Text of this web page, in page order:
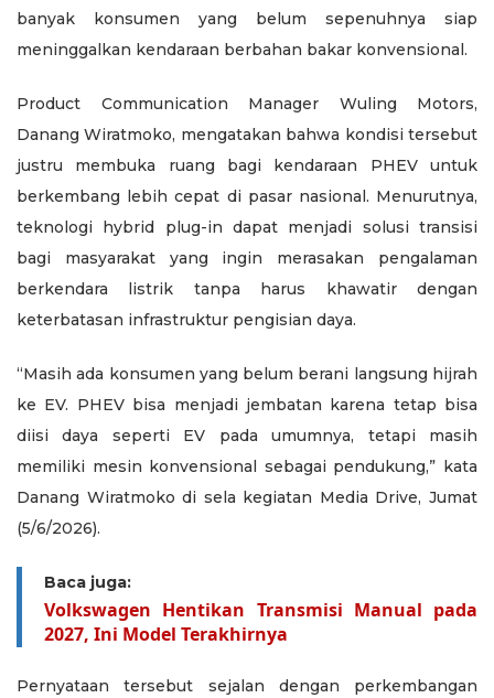
banyak konsumen yang belum sepenuhnya siap
meninggalkan kendaraan berbahan bakar konvensional.
Product Communication Manager Wuling Motors,
Danang Wiratmoko, mengatakan bahwa kondisi tersebut
justru membuka ruang bagi kendaraan PHEV untuk
berkembang lebih cepat di pasar nasional. Menurutnya,
teknologi hybrid plug-in dapat menjadi solusi transisi
bagi masyarakat yang ingin merasakan pengalaman
berkendara listrik tanpa harus khawatir dengan
keterbatasan infrastruktur pengisian daya.
“Masih ada konsumen yang belum berani langsung hijrah
ke EV. PHEV bisa menjadi jembatan karena tetap bisa
diisi daya seperti EV pada umumnya, tetapi masih
memiliki mesin konvensional sebagai pendukung,” kata
Danang Wiratmoko di sela kegiatan Media Drive, Jumat
(5/6/2026).
Baca juga:
Volkswagen Hentikan Transmisi Manual pada
2027, Ini Model Terakhirnya
Pernyataan tersebut sejalan dengan perkembangan